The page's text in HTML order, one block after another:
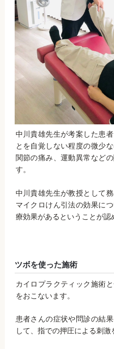
中川貴雄先生が考案した患
とを自覚しない程度の微少
関節の痛み、運動異常など
す。
中川貴雄先生が教授として
マイクロけん引法の効果に
療効果があるということが認
ツボを使った施術
カイロプラクティック施術
をおこないます。
患者さんの症状や問診の結
して、指での押圧による刺激